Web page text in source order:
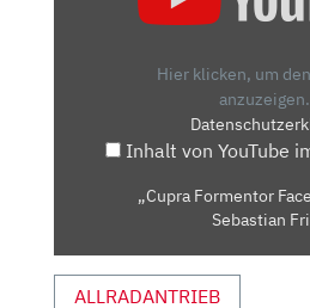
FACELIFT:
Hier klicken, um
anzuzeigen.
Inhalt von YouTube
„Cupra Formentor
Sebastian
ALLRADANTRIEB